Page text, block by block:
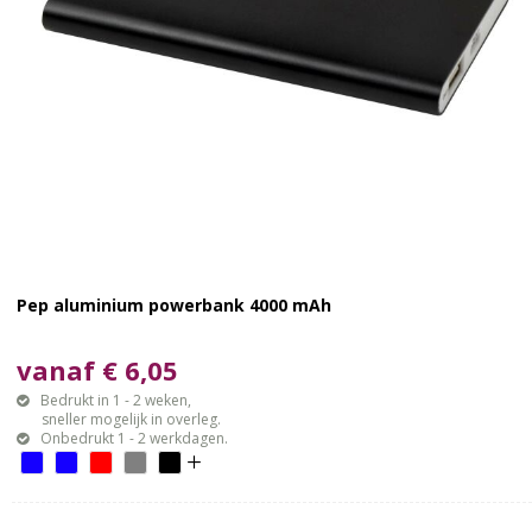
Pep aluminium powerbank 4000 mAh
vanaf € 6,05
Bedrukt in 1 - 2 weken,
sneller mogelijk in overleg.
Onbedrukt 1 - 2 werkdagen.